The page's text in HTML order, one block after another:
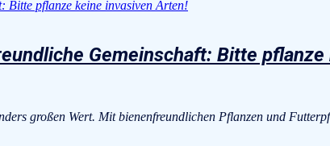
Gemeinschaft: Bitte
großen Wert. Mit bienenfreundlichen Pflanzen und